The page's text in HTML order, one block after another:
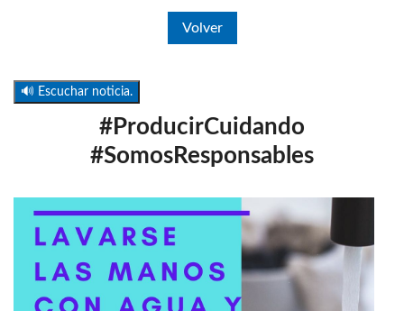
Volver
🔊 Escuchar noticia.
#ProducirCuidando
#SomosResponsables